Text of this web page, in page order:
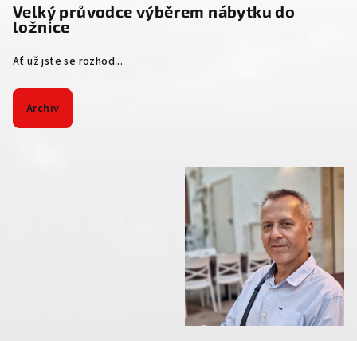
Velký průvodce výběrem nábytku do
ložnice
Ať už jste se rozhod...
Archiv